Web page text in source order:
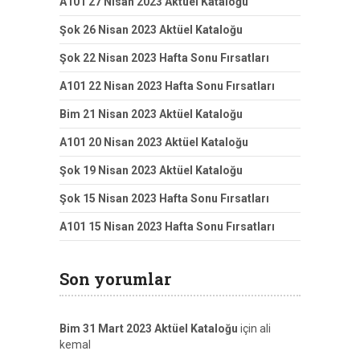
Şok 26 Nisan 2023 Aktüel Kataloğu
Şok 22 Nisan 2023 Hafta Sonu Fırsatları
A101 22 Nisan 2023 Hafta Sonu Fırsatları
Bim 21 Nisan 2023 Aktüel Kataloğu
A101 20 Nisan 2023 Aktüel Kataloğu
Şok 19 Nisan 2023 Aktüel Kataloğu
Şok 15 Nisan 2023 Hafta Sonu Fırsatları
A101 15 Nisan 2023 Hafta Sonu Fırsatları
Son yorumlar
Bim 31 Mart 2023 Aktüel Kataloğu için ali
kemal